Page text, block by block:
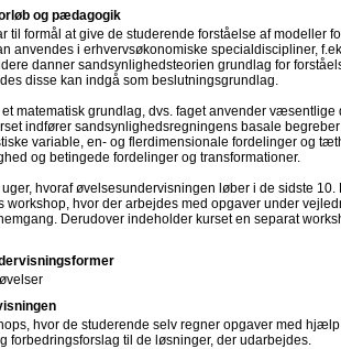
og pædagogik
til formål at give de studerende forståelse af modeller
anvendes i erhvervsøkonomiske specialdiscipliner,
danner sandsynlighedsteorien grundlag for
disse kan indgå som beslutningsgrundlag.
matematisk grundlag, dvs. faget anvender
indfører sandsynlighedsregningens basale
variable, en- og flerdimensionale fordelinger og
og betingede fordelinger og transformationer.
hvoraf øvelsesundervisningen løber i de sidste 10.
workshop, hvor der arbejdes med opgaver under
Derudover indeholder kurset en separat
hvor de studerende selv regner opgaver med
forbedringsforslag til de løsninger, der udarbejdes.